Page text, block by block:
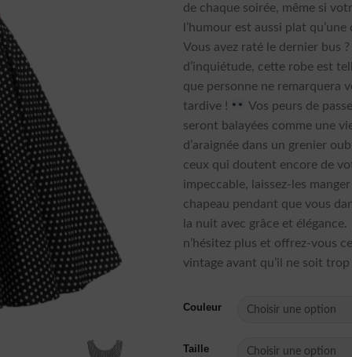
de chaque soirée, même si
l’humour est aussi plat
Vous avez raté le dernier bus ?
d’inquiétude, cette robe est
que personne ne remarquera
tardive !
Vos peurs de
seront balayées comme une
d’araignée dans un grenier
ceux qui doutent encore de
impeccable, laissez-les
chapeau pendant que vous
la nuit avec grâce et élégance.
n’hésitez plus et offrez-vous
vintage avant qu’il ne soit
Couleur
Taille